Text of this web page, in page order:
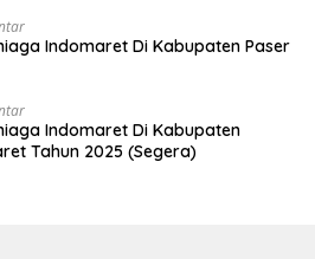
Indomaret Di Kabupaten Paser
Indomaret Di Kabupaten
Tahun 2025 (Segera)